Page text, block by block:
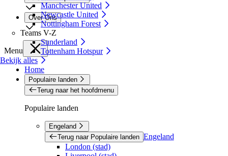
Manchester United
Newcastle United
Nottingham Forest
Teams V-Z
Sunderland
Tottenham Hotspur
Bekijk alles
Over Ons
Menu
Home
Populaire landen
Terug naar het hoofdmenu
Populaire landen
Engeland
Terug naar Populaire landen Engeland
London (stad)